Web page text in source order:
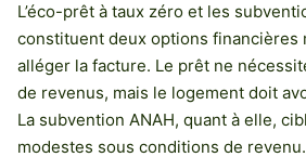
L’éco-prêt à taux zéro et les
constituent deux options financières
alléger la facture. Le prêt ne
de revenus, mais le logement doit
La subvention ANAH, quant à elle,
modestes sous conditions de